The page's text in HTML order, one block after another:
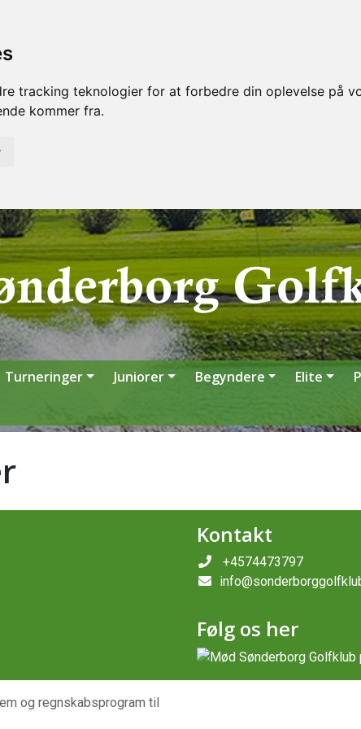
tracking teknologier for at forbedre din oplevelse på
kommer fra.
Turneringer Juniorer Begyndere Elite
Kontakt
+4574473797
Følg os her